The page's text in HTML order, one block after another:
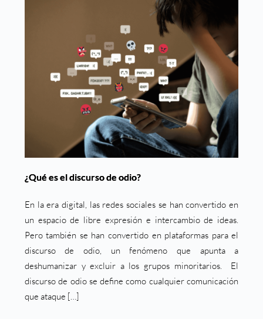
¿Qué es el discurso de odio?
En la era digital, las redes sociales se han convertido en
un espacio de libre expresión e intercambio de ideas.
Pero también se han convertido en plataformas para el
discurso de odio, un fenómeno que apunta a
deshumanizar y excluir a los grupos minoritarios. El
discurso de odio se define como cualquier comunicación
que ataque […]